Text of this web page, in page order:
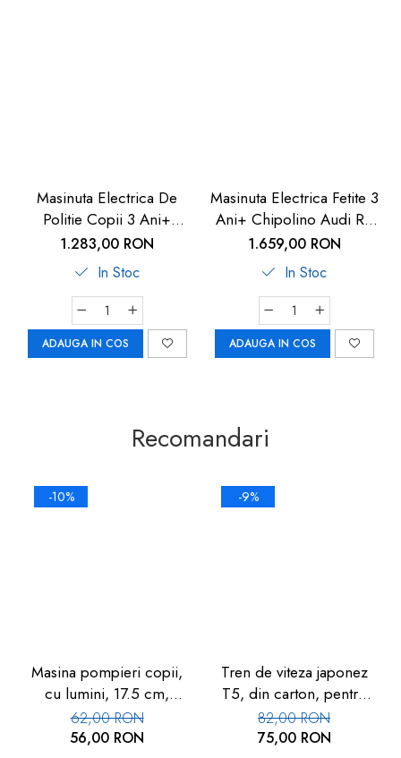
Masinuta Electrica De
Politie Copii 3 Ani+
Chipolino | Carboysafety
1.283,00 RON
In Stoc
ADAUGA IN COS
Masinuta Electrica Fetite 3
Ani+ Chipolino Audi RS
Q8 Pink| Carboysafety
1.659,00 RON
In Stoc
ADAUGA IN COS
Recomandari
-10%
Masina pompieri copii,
cu lumini, 17.5 cm,
metalica, 3 ani+, Goki
62,00 RON
56,00 RON
-9%
Tren de viteza japonez
T5, din carton, pentru
copii, galben, 857
82,00 RON
75,00 RON